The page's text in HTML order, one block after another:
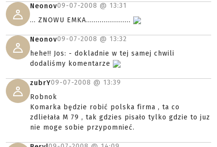
Neonov09-07-2008 @ 13:31
... ZNOWU EMKA.......................
Neonov09-07-2008 @ 13:32
hehe!! Jos: - dokladnie w tej samej chwili
dodaliśmy komentarze
zubrY09-07-2008 @ 13:39
Robnok
Komarka będzie robić polska firma , ta co
zdliełała M 79 , tak gdzies pisało tylko gdzie to juz
nie moge sobie przypomnieć.